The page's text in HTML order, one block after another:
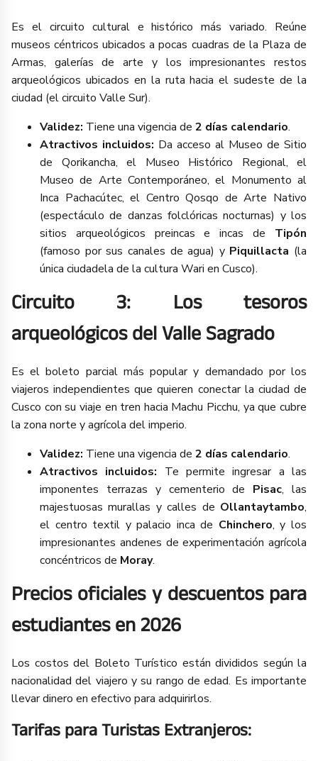
Es el circuito cultural e histórico más variado. Reúne
museos céntricos ubicados a pocas cuadras de la Plaza de
Armas, galerías de arte y los impresionantes restos
arqueológicos ubicados en la ruta hacia el sudeste de la
ciudad (el circuito Valle Sur).
Validez: Tiene una vigencia de 2 días calendario.
Atractivos incluidos: Da acceso al Museo de Sitio
de Qorikancha, el Museo Histórico Regional, el
Museo de Arte Contemporáneo, el Monumento al
Inca Pachacútec, el Centro Qosqo de Arte Nativo
(espectáculo de danzas folclóricas nocturnas) y los
sitios arqueológicos preincas e incas de Tipón
(famoso por sus canales de agua) y Piquillacta (la
única ciudadela de la cultura Wari en Cusco).
Circuito 3: Los tesoros
arqueológicos del Valle Sagrado
Es el boleto parcial más popular y demandado por los
viajeros independientes que quieren conectar la ciudad de
Cusco con su viaje en tren hacia Machu Picchu, ya que cubre
la zona norte y agrícola del imperio.
Validez: Tiene una vigencia de 2 días calendario.
Atractivos incluidos: Te permite ingresar a las
imponentes terrazas y cementerio de Pisac, las
majestuosas murallas y calles de Ollantaytambo,
el centro textil y palacio inca de Chinchero, y los
impresionantes andenes de experimentación agrícola
concéntricos de Moray.
Precios oficiales y descuentos para
estudiantes en 2026
Los costos del Boleto Turístico están divididos según la
nacionalidad del viajero y su rango de edad. Es importante
llevar dinero en efectivo para adquirirlos.
Tarifas para Turistas Extranjeros: